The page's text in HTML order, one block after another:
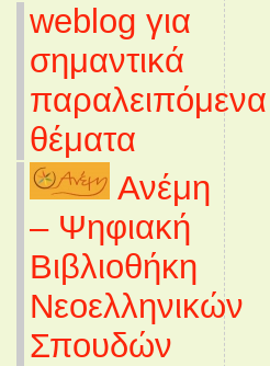
weblog για
σημαντικά
παραλειπόμενα
θέματα
Ανέμη
– Ψηφιακή
Βιβλιοθήκη
Νεοελληνικών
Σπουδών